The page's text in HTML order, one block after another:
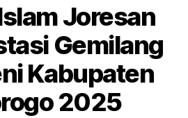
Joresan
Gemilang
Kabupaten
2025